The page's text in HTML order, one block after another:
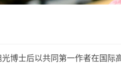
博士后以共同第一作者在国际